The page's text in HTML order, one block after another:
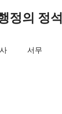
정의 정석
서무